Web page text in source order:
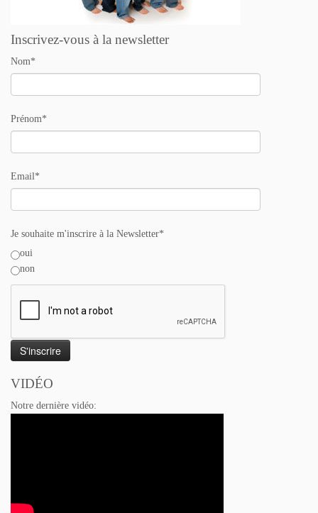
Inscrivez-vous à la newsletter
Nom*
Prénom*
Email*
Je souhaite m'inscrire à la Newsletter*
oui
non
VIDÉO
Notre dernière vidéo: